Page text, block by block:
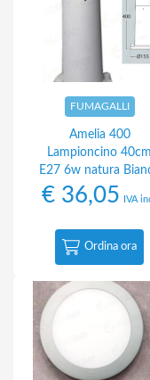
FUMAGALLI
Amelia 400
Lampioncino 40cm
E27 6w natura
€36,05 IVA
Ordina ora